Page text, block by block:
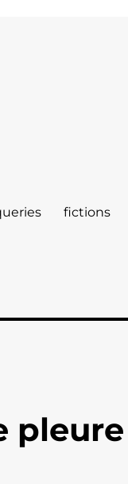
fictions
pleure